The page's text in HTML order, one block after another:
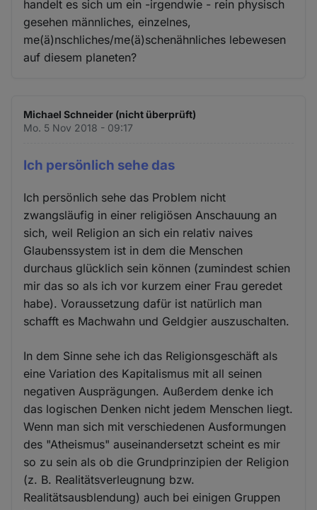
handelt es sich um ein -irgendwie - rein physisch
gesehen männliches, einzelnes,
me(ä)nschliches/me(ä)schenähnliches lebewesen
auf diesem planeten?
Michael Schneider (nicht überprüft)
Mo. 5 Nov 2018 - 09:17
Ich persönlich sehe das
Ich persönlich sehe das Problem nicht
zwangsläufig in einer religiösen Anschauung an
sich, weil Religion an sich ein relativ naives
Glaubenssystem ist in dem die Menschen
durchaus glücklich sein können (zumindest schien
mir das so als ich vor kurzem einer Frau geredet
habe). Voraussetzung dafür ist natürlich man
schafft es Machwahn und Geldgier auszuschalten.
In dem Sinne sehe ich das Religionsgeschäft als
eine Variation des Kapitalismus mit all seinen
negativen Ausprägungen. Außerdem denke ich
das logischen Denken nicht jedem Menschen liegt.
Wenn man sich mit verschiedenen Ausformungen
des "Atheismus" auseinandersetzt scheint es mir
so zu sein als ob die Grundprinzipien der Religion
(z. B. Realitätsverleugnung bzw.
Realitätsausblendung) auch bei einigen Gruppen